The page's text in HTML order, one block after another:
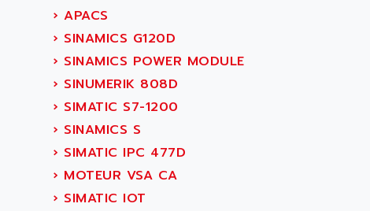
› APACS
› SINAMICS G120D
› SINAMICS POWER MODULE
› SINUMERIK 808D
› SIMATIC S7-1200
› SINAMICS S
› SIMATIC IPC 477D
› MOTEUR VSA CA
› SIMATIC IOT